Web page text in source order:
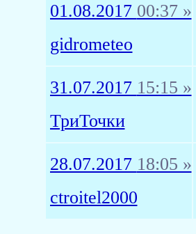
01.08.2017 00:37 »
gidrometeo
31.07.2017 15:15 »
ТриТочки
28.07.2017 18:05 »
ctroitel2000